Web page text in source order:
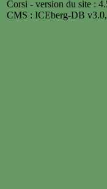
Corsi - version du site :
CMS : ICEberg-DB